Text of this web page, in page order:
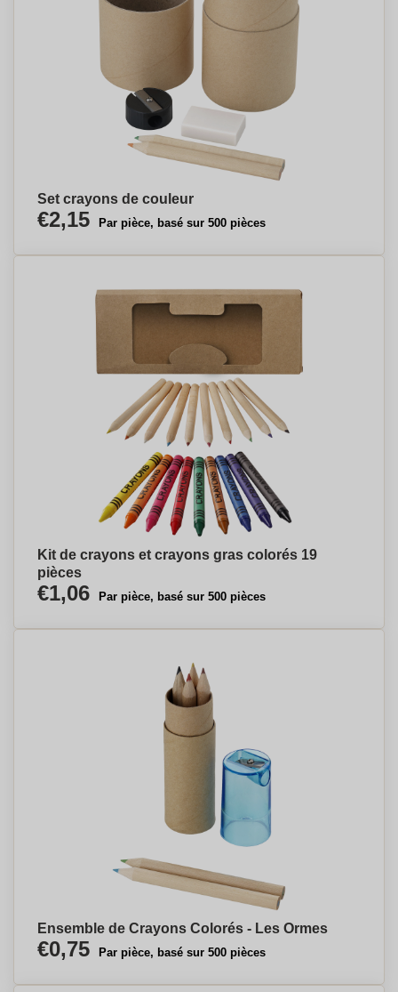
Set crayons de couleur
€2,15 Par pièce, basé sur 500 pièces
Kit de crayons et crayons gras colorés 19
pièces
€1,06 Par pièce, basé sur 500 pièces
Ensemble de Crayons Colorés - Les Ormes
€0,75 Par pièce, basé sur 500 pièces